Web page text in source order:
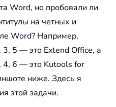
Word, но пробовали ли
на четных и
Word? Например,
3, 5 — это Extend Office, а
4, 6 — это Kutools for
ниже. Здесь я
этой задачи.